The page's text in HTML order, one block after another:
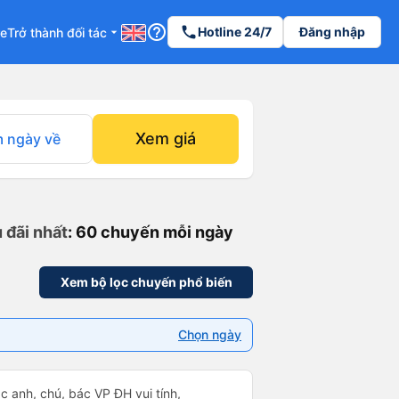
Trở thành đối tác arrow_drop_down help_outline phoneHotline 24/7 Đăng nhập
ngày về Xem giá
đãi nhất: 60 chuyến mỗi ngày
Xem bộ lọc chuyến phổ biến
Chọn ngày
anh, chú, bác VP ĐH vui tính,